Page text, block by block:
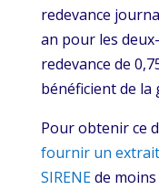
redevance
an pour les
redevance de
bénéficient de la
Pour obtenir ce
fournir un
SIRENEde moins